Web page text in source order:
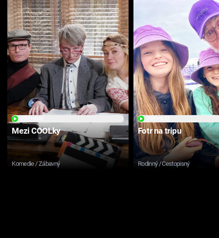
Mezi COOLky
Komedie / Zábavný
Fotr na tripu
Rodinný / Cestopisný